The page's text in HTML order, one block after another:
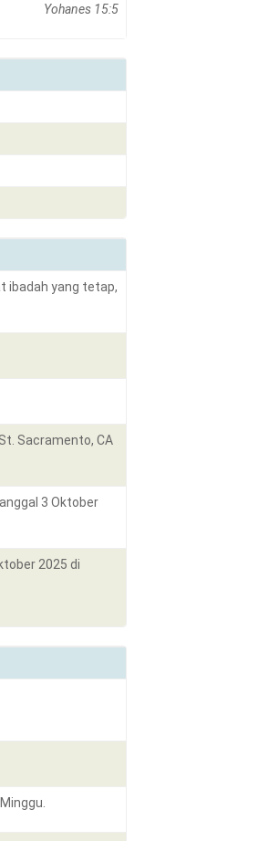
Yohanes 15:5
ibadah yang tetap,
Sacramento, CA
3 Oktober
2025 di